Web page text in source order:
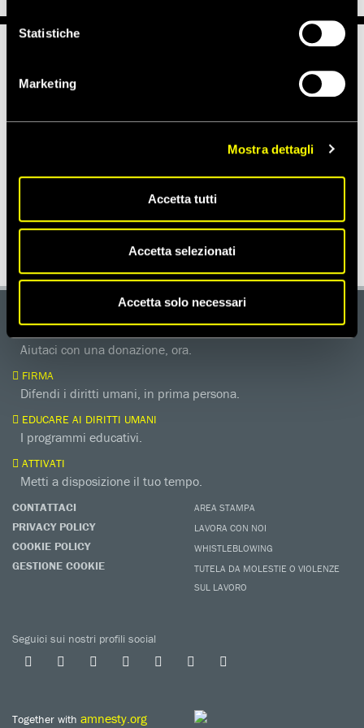
Statistiche
Marketing
Mostra dettagli
Accetta tutti
Accetta selezionati
Accetta solo necessari
Notizie correlate per paese
SPAGNA
Aiutaci con una donazione, ora.
FIRMA
Difendi i diritti umani, in prima persona.
EDUCARE AI DIRITTI UMANI
I programmi educativi.
ATTIVATI
Metti a disposizione il tuo tempo.
CONTATTACI
PRIVACY POLICY
COOKIE POLICY
GESTIONE COOKIE
AREA STAMPA
LAVORA CON NOI
WHISTLEBLOWING
TUTELA DA MOLESTIE O VIOLENZE
SUL LAVORO
Seguici sui nostri profili social
Together with amnesty.org